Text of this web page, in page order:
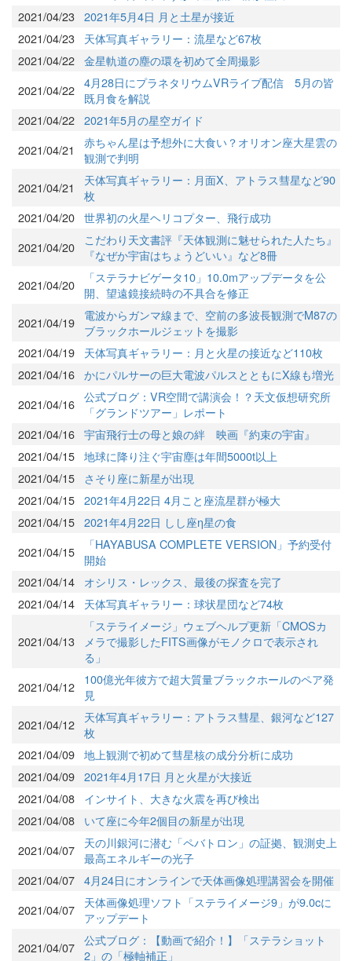
2021/04/23 2021年5月4日 月と土星が接近
2021/04/23
天体写真ギャラリー：流星など67枚
2021/04/22 金星軌道の塵の環を初めて全周撮影
2021/04/22 4月28日にプラネタリウムVRライブ配信 5月の皆
既月食を解説
2021/04/22 2021年5月の星空ガイド
2021/04/21
赤ちゃん星は予想外に大食い？オリオン座大星雲の
観測で判明
2021/04/21
天体写真ギャラリー：月面X、アトラス彗星など90
枚
2021/04/20 世界初の火星ヘリコプター、飛行成功
2021/04/20
こだわり天文書評『天体観測に魅せられた人たち』
『なぜか宇宙はちょうどいい』など8冊
2021/04/20
「ステラナビゲータ10」10.0mアップデータを公
開、望遠鏡接続時の不具合を修正
2021/04/19
電波からガンマ線まで、空前の多波長観測でM87の
ブラックホールジェットを撮影
2021/04/19
天体写真ギャラリー：月と火星の接近など110枚
2021/04/16 かにパルサーの巨大電波パルスとともにX線も増光
2021/04/16 公式ブログ：VR空間で講演会！？天文仮想研究所
「グランドツアー」レポート
2021/04/16 宇宙飛行士の母と娘の絆 映画『約束の宇宙』
2021/04/15 地球に降り注ぐ宇宙塵は年間5000t以上
2021/04/15
さそり座に新星が出現
2021/04/15 2021年4月22日 4月こと座流星群が極大
2021/04/15 2021年4月22日 しし座η星の食
2021/04/15
「HAYABUSA COMPLETE VERSION」予約受付
開始
2021/04/14
オシリス・レックス、最後の探査を完了
2021/04/14
天体写真ギャラリー：球状星団など74枚
2021/04/13
「ステライメージ」ウェブヘルプ更新「CMOSカ
メラで撮影したFITS画像がモノクロで表示され
る」
2021/04/12
100億光年彼方で超大質量ブラックホールのペア発
見
2021/04/12
天体写真ギャラリー：アトラス彗星、銀河など127
枚
2021/04/09 地上観測で初めて彗星核の成分分析に成功
2021/04/09 2021年4月17日 月と火星が大接近
2021/04/08
インサイト、大きな火震を再び検出
2021/04/08
いて座に今年2個目の新星が出現
2021/04/07
天の川銀河に潜む「ペバトロン」の証拠、観測史上
最高エネルギーの光子
2021/04/07 4月24日にオンラインで天体画像処理講習会を開催
2021/04/07
天体画像処理ソフト「ステライメージ9」が9.0cに
アップデート
2021/04/07 公式ブログ：【動画で紹介！】「ステラショット
2」の「極軸補正」